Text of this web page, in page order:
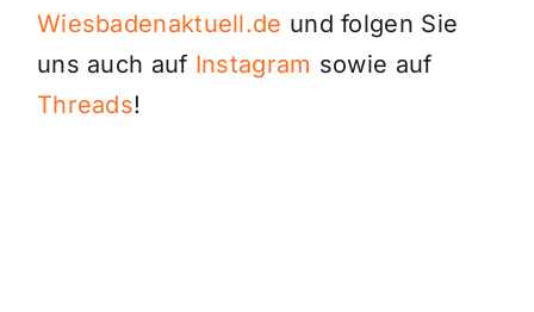
Wiesbadenaktuell.de und folgen Sie
uns auch auf Instagram sowie auf
Threads!